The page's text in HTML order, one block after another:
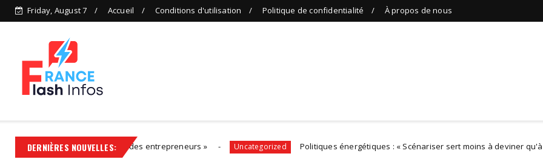
Friday, August 7 Accueil Conditions d'utilisation Politique de confidentialité À propos de nous
DERNIÈRES NOUVELLES:
solution, aux côtés des entrepreneurs » Uncategorized Politiques énergétiques : « Scénariser sert moins à deviner qu'à éviter